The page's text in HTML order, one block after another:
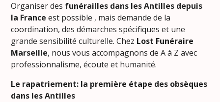
Organiser des funérailles dans les Antilles depuis
la France est possible , mais demande de la
coordination, des démarches spécifiques et une
grande sensibilité culturelle. Chez Lost Funéraire
Marseille, nous vous accompagnons de A à Z avec
professionnalisme, écoute et humanité.
Le rapatriement: la première étape des obsèques
dans les Antilles